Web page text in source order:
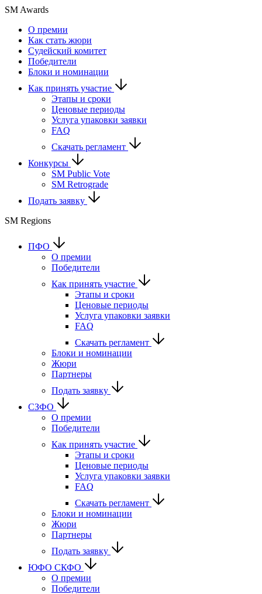
SM Awards
О премии
Как стать жюри
Судейский комитет
Победители
Блоки и номинации
Как принять участие
Этапы и сроки
Ценовые периоды
Услуга упаковки заявки
FAQ
Скачать регламент
Конкурсы
SM Public Vote
SM Retrograde
Подать заявку
SM Regions
ПФО
О премии
Победители
Как принять участие
Этапы и сроки
Ценовые периоды
Услуга упаковки заявки
FAQ
Скачать регламент
Блоки и номинации
Жюри
Партнеры
Подать заявку
СЗФО
О премии
Победители
Как принять участие
Этапы и сроки
Ценовые периоды
Услуга упаковки заявки
FAQ
Скачать регламент
Блоки и номинации
Жюри
Партнеры
Подать заявку
ЮФО СКФО
О премии
Победители